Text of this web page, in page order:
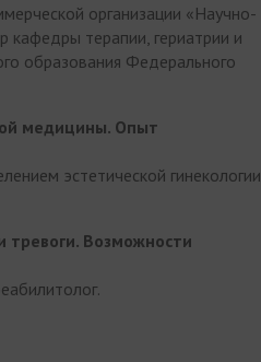
организации «Научно-
кафедры терапии, гериатрии и
образования Федерального
медицины. Опыт
эстетической гинекологии
тревоги. Возможности